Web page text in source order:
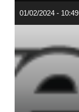
01/02/2024 - 10:49